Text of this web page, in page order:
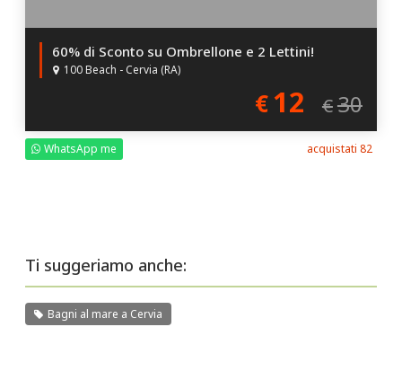
60% di Sconto su Ombrellone e 2 Lettini!
100 Beach - Cervia (RA)
€12 €30
WhatsApp me acquistati 82
Ti suggeriamo anche:
Bagni al mare a Cervia